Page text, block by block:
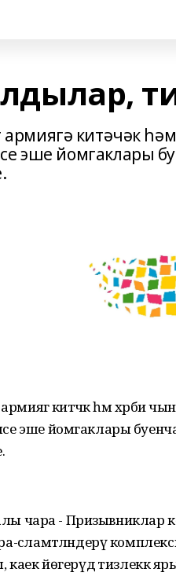
китәчәк
эше йомгаклары
китәчәк һәм хәрби
эше йомгаклары
чара - Призывниклар
йөгерүдә тизлеккә